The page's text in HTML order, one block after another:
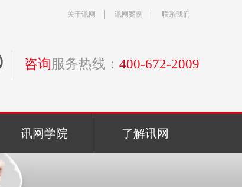
关于讯网 讯网案例 联系我们
咨询服务热线： 400-672-2009
讯网学院 了解讯网